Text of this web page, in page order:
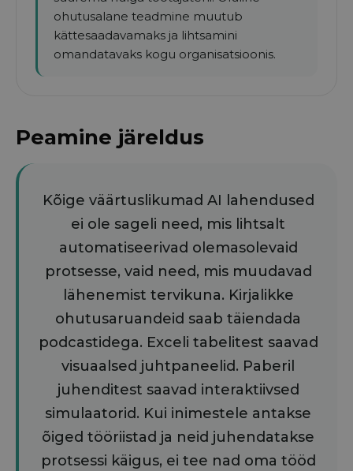
ohutusalane teadmine muutub
kättesaadavamaks ja lihtsamini
omandatavaks kogu organisatsioonis.
Peamine järeldus
Kõige väärtuslikumad AI lahendused
ei ole sageli need, mis lihtsalt
automatiseerivad olemasolevaid
protsesse, vaid need, mis muudavad
lähenemist tervikuna. Kirjalikke
ohutusaruandeid saab täiendada
podcastidega. Exceli tabelitest saavad
visuaalsed juhtpaneelid. Paberil
juhenditest saavad interaktiivsed
simulaatorid. Kui inimestele antakse
õiged tööriistad ja neid juhendatakse
protsessi käigus, ei tee nad oma tööd